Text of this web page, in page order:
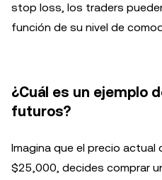
stop loss, los traders
función de su nivel de
¿Cuál es un ejemplo
futuros?
Imagina que el precio actual
$25,000, decides comprar